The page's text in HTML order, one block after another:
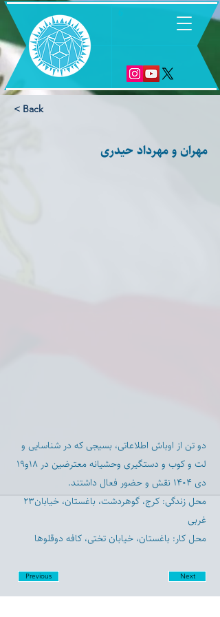
< Back
مهران و مهرداد حیدری
دو تن از اوباش اطلاعاتی، بسیجی که در شناسایی و
لت و کوب و دستگیری وحشیانه معترضین در ۱۸و۱۹
دی ۱۴۰۴ نقش و حضور فعال داشتند.
محل زندگی: کرج، گوهردشت، باغستان، خیابان۲۳
غربی
محل کار: باغستان، خیابان تختی، کافه دوقلوها
Previous Next